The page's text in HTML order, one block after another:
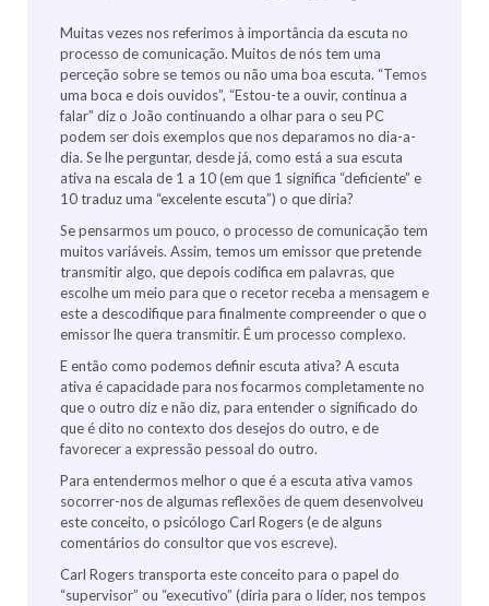
Muitas vezes nos referimos à importância da escuta no
processo de comunicação. Muitos de nós tem uma
perceção sobre se temos ou não uma boa escuta. “Temos
uma boca e dois ouvidos”, “Estou-te a ouvir, continua a
falar” diz o João continuando a olhar para o seu PC
podem ser dois exemplos que nos deparamos no dia-a-
dia. Se lhe perguntar, desde já, como está a sua escuta
ativa na escala de 1 a 10 (em que 1 significa “deficiente” e
10 traduz uma “excelente escuta”) o que diria?
Se pensarmos um pouco, o processo de comunicação tem
muitos variáveis. Assim, temos um emissor que pretende
transmitir algo, que depois codifica em palavras, que
escolhe um meio para que o recetor receba a mensagem e
este a descodifique para finalmente compreender o que o
emissor lhe quera transmitir. É um processo complexo.
E então como podemos definir escuta ativa? A escuta
ativa é capacidade para nos focarmos completamente no
que o outro diz e não diz, para entender o significado do
que é dito no contexto dos desejos do outro, e de
favorecer a expressão pessoal do outro.
Para entendermos melhor o que é a escuta ativa vamos
socorrer-nos de algumas reflexões de quem desenvolveu
este conceito, o psicólogo Carl Rogers (e de alguns
comentários do consultor que vos escreve).
Carl Rogers transporta este conceito para o papel do
“supervisor” ou “executivo” (diria para o líder, nos tempos